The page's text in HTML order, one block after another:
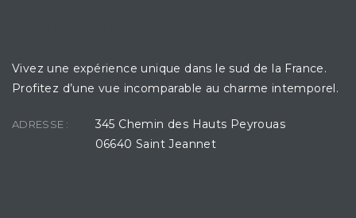
Vivez une expérience unique dans le sud de la France.
Profitez d’une vue incomparable au charme intemporel.
ADRESSE :
345 Chemin des Hauts Peyrouas
06640 Saint Jeannet